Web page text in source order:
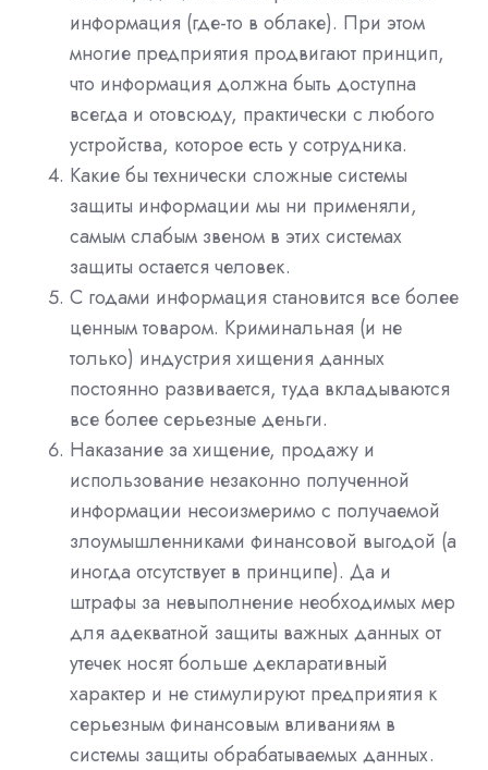
информация (где-то в облаке). При этом
многие предприятия продвигают принцип,
что информация должна быть доступна
всегда и отовсюду, практически с любого
устройства, которое есть у сотрудника.
Какие бы технически сложные системы
защиты информации мы ни применяли,
самым слабым звеном в этих системах
защиты остается человек.
С годами информация становится все более
ценным товаром. Криминальная (и не
только) индустрия хищения данных
постоянно развивается, туда вкладываются
все более серьезные деньги.
Наказание за хищение, продажу и
использование незаконно полученной
информации несоизмеримо с получаемой
злоумышленниками финансовой выгодой (а
иногда отсутствует в принципе). Да и
штрафы за невыполнение необходимых мер
для адекватной защиты важных данных от
утечек носят больше декларативный
характер и не стимулируют предприятия к
серьезным финансовым вливаниям в
системы защиты обрабатываемых данных.